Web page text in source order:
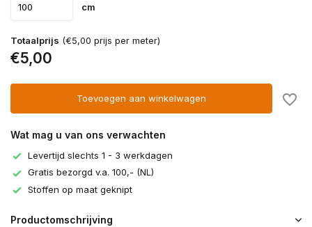
cm
Totaalprijs (€5,00 prijs per meter)
€5,00
Toevoegen aan winkelwagen
Wat mag u van ons verwachten
Levertijd slechts 1 - 3 werkdagen
Gratis bezorgd v.a. 100,- (NL)
Stoffen op maat geknipt
Productomschrijving